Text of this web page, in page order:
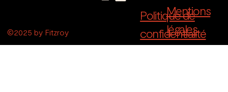
Politique de
confidentialité
Mentions
légales
©2025 by Fitzroy